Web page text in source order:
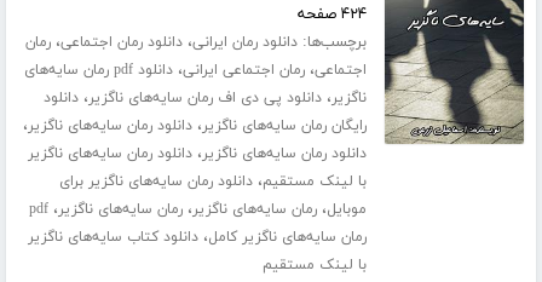
۴۲۴ صفحه
برچسب‌ها:دانلود رمان ایرانی،دانلود رمان اجتماعی،رمان
اجتماعی،رمان اجتماعی ایرانی،
دانلود pdf رمان سایه‌های
ناگزیر،دانلود پی دی اف رمان سایه‌های ناگزیر،دانلود
رایگان رمان سایه‌های ناگزیر،دانلود رمان سایه‌های ناگزیر،
دانلود رمان سایه‌های ناگزیر،دانلود رمان سایه‌های ناگزیر
با لینک مستقیم،دانلود رمان سایه‌های ناگزیر برای
موبایل،رمان سایه‌های ناگزیر،رمان سایه‌های ناگزیر،pdf
رمان سایه‌های ناگزیر کامل،دانلود کتاب سایه‌های ناگزیر
با لینک مستقیم